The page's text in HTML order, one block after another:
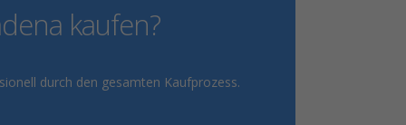
kaufen?
durch den gesamten Kaufprozess.